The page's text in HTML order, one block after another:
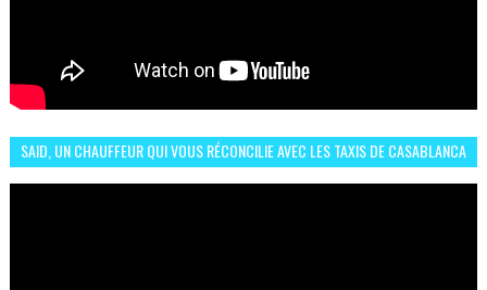
SAID, UN CHAUFFEUR QUI VOUS RÉCONCILIE AVEC LES TAXIS DE CASABLANCA